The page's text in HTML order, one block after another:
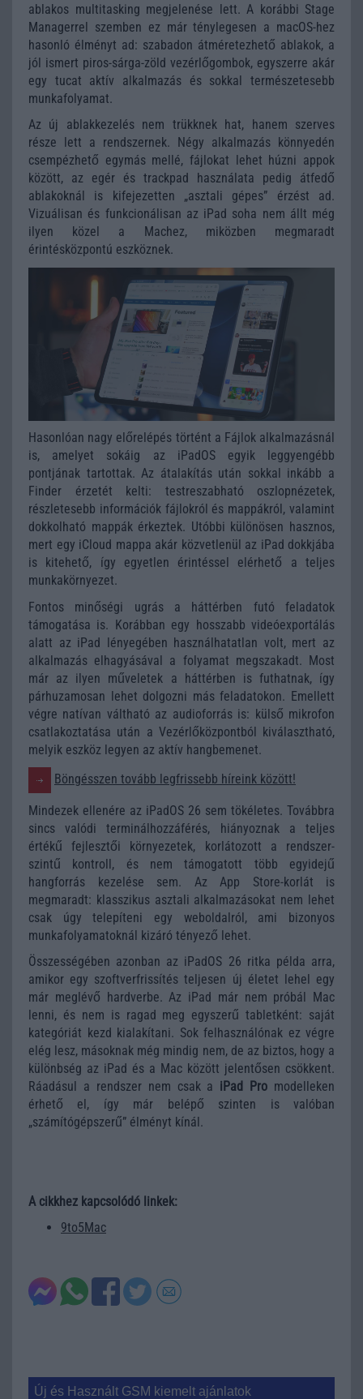
ablakos multitasking megjelenése lett. A korábbi Stage
Managerrel szemben ez már ténylegesen a macOS-hez
hasonló élményt ad: szabadon átméretezhető ablakok, a
jól ismert piros-sárga-zöld vezérlőgombok, egyszerre akár
egy tucat aktív alkalmazás és sokkal természetesebb
munkafolyamat.
Az új ablakkezelés nem trükknek hat, hanem szerves
része lett a rendszernek. Négy alkalmazás könnyedén
csempézhető egymás mellé, fájlokat lehet húzni appok
között, az egér és trackpad használata pedig átfedő
ablakoknál is kifejezetten „asztali gépes” érzést ad.
Vizuálisan és funkcionálisan az iPad soha nem állt még
ilyen közel a Machez, miközben megmaradt
érintésközpontú eszköznek.
Hasonlóan nagy előrelépés történt a Fájlok alkalmazásnál
is, amelyet sokáig az iPadOS egyik leggyengébb
pontjának tartottak. Az átalakítás után sokkal inkább a
Finder érzetét kelti: testreszabható oszlopnézetek,
részletesebb információk fájlokról és mappákról, valamint
dokkolható mappák érkeztek. Utóbbi különösen hasznos,
mert egy iCloud mappa akár közvetlenül az iPad dokkjába
is kitehető, így egyetlen érintéssel elérhető a teljes
munkakörnyezet.
Fontos minőségi ugrás a háttérben futó feladatok
támogatása is. Korábban egy hosszabb videóexportálás
alatt az iPad lényegében használhatatlan volt, mert az
alkalmazás elhagyásával a folyamat megszakadt. Most
már az ilyen műveletek a háttérben is futhatnak, így
párhuzamosan lehet dolgozni más feladatokon. Emellett
végre natívan váltható az audioforrás is: külső mikrofon
csatlakoztatása után a Vezérlőközpontból kiválasztható,
melyik eszköz legyen az aktív hangbemenet.
Böngésszen tovább legfrissebb híreink között!
Mindezek ellenére az iPadOS 26 sem tökéletes. Továbbra
sincs valódi terminálhozzáférés, hiányoznak a teljes
értékű fejlesztői környezetek, korlátozott a rendszer-
szintű kontroll, és nem támogatott több egyidejű
hangforrás kezelése sem. Az App Store-korlát is
megmaradt: klasszikus asztali alkalmazásokat nem lehet
csak úgy telepíteni egy weboldalról, ami bizonyos
munkafolyamatoknál kizáró tényező lehet.
Összességében azonban az iPadOS 26 ritka példa arra,
amikor egy szoftverfrissítés teljesen új életet lehel egy
már meglévő hardverbe. Az iPad már nem próbál Mac
lenni, és nem is ragad meg egyszerű tabletként: saját
kategóriát kezd kialakítani. Sok felhasználónak ez végre
elég lesz, másoknak még mindig nem, de az biztos, hogy a
különbség az iPad és a Mac között jelentősen csökkent.
Ráadásul a rendszer nem csak a iPad Pro modelleken
érhető el, így már belépő szinten is valóban
„számítógépszerű” élményt kínál.
A cikkhez kapcsolódó linkek:
9to5Mac
Új és Használt GSM kiemelt ajánlatok